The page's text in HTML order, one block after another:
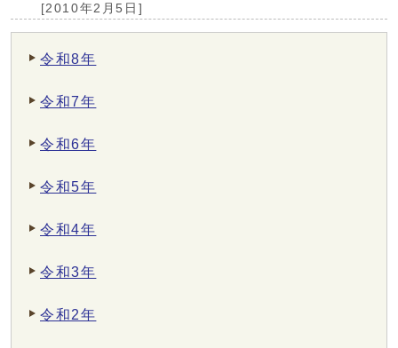
[2010年2月5日]
令和8年
令和7年
令和6年
令和5年
令和4年
令和3年
令和2年